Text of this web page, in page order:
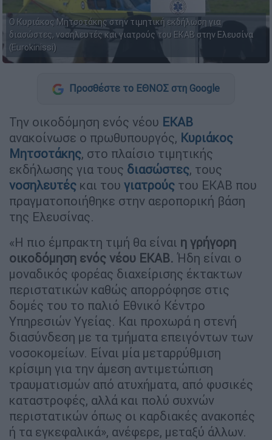
Ο Κυριάκος Μητσοτάκης στην τιμητική εκδήλωση για
διασώστες, νοσηλευτές και γιατρούς του ΕΚΑΒ στην Ελευσίνα
(Eurokinissi)
Προσθέστε το ΕΘΝΟΣ στη Google
Την οικοδόμηση ενός νέου ΕΚΑΒ
ανακοίνωσε ο πρωθυπουργός, Κυριάκος
Μητσοτάκης, στο πλαίσιο τιμητικής
εκδήλωσης για τους διασώστες, τους
νοσηλευτές και του γιατρούς του ΕΚΑΒ που
πραγματοποιήθηκε στην αεροπορική βάση
της Ελευσίνας.
«Η πιο έμπρακτη τιμή θα είναι η γρήγορη
οικοδόμηση ενός νέου ΕΚΑΒ. Ήδη είναι ο
μοναδικός φορέας διαχείρισης έκτακτων
περιστατικών καθώς απορρόφησε στις
δομές του το παλιό Εθνικό Κέντρο
Υπηρεσιών Υγείας. Και προχωρά η στενή
διασύνδεση με τα τμήματα επειγόντων των
νοσοκομείων. Είναι μία μεταρρύθμιση
κρίσιμη για την άμεση αντιμετώπιση
τραυματισμών από ατυχήματα, από φυσικές
καταστροφές, αλλά και πολύ συχνών
περιστατικών όπως οι καρδιακές ανακοπές
ή τα εγκεφαλικά», ανέφερε, μεταξύ άλλων.